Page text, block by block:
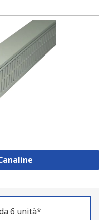
6 unità*